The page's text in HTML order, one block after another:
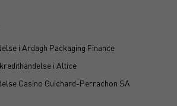
i Ardagh Packaging Finance
i Altice
Casino Guichard-Perrachon SA